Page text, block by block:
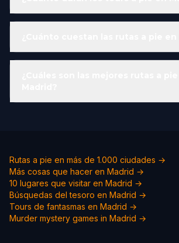
Rutas a pie en más de 1.000 ciudades →
Más cosas que hacer en Madrid →
10 lugares que visitar en Madrid →
Búsquedas del tesoro en Madrid →
Tours de fantasmas en Madrid →
Murder mystery games in Madrid →